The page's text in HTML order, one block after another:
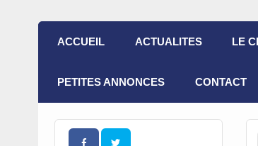
ACCUEIL ACTUALITES LE
PETITES ANNONCES CONTACT